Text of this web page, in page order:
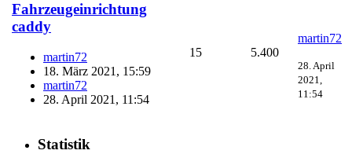
Fahrzeugeinrichtung
caddy
martin72
18. März 2021, 15:59
martin72
28. April 2021, 11:54
15 5.400
martin72
28. April
2021,
11:54
Statistik